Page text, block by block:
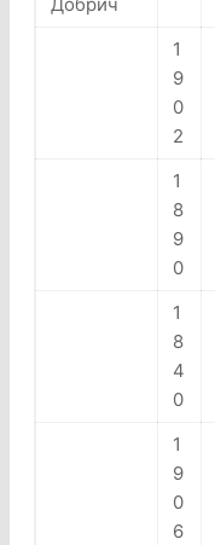
Добрич
1
9
0
2
1
8
9
0
1
8
4
0
1
9
0
6